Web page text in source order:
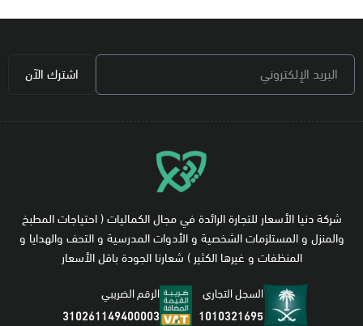
البريد الإلكتروني
اشترك الآن
شركة دنيا الأسعار للتجارة الرائدة في مجال الكماليات ( احتياجات المطبخ
والمنزل و المستلزمات الشخصية و الأدوات المدرسية و التحف والهدايا و
المنظفات و غيرها الكثير ) شعارنا الجودة باقل الأسعار
السجل التجاري
1010321695
الرقم الضريبي
310261149400003